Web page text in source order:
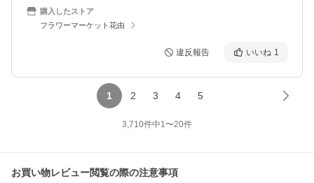
購入したストア
フラワーマーケット花由
違反報告 いいね 1
1 2 3 4 5
3,710件中1〜20件
お買い物レビュー閲覧の際の注意事項